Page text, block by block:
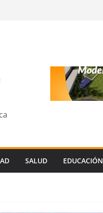
SALUD EDUCACIÓN